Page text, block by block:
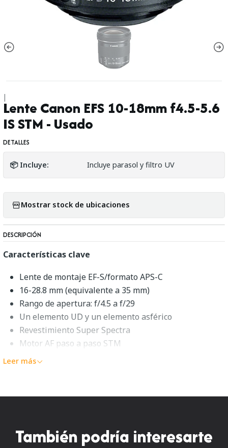
|
Lente Canon EFS 10-18mm f4.5-5.6
IS STM - Usado
DETALLES
📦 Incluye: Incluye parasol y filtro UV
Mostrar stock de ubicaciones
DESCRIPCIÓN
Características clave
Lente de montaje EF-S/formato APS-C
16-28.8 mm (equivalente a 35 mm)
Rango de apertura: f/4.5 a f/29
Un elemento UD y un elemento asférico
Revestimiento Super Spectra
Motor AF paso a paso STM
Estabilizador óptico de imagen
Descripción general de Canon
Un zoom gran angular flexible en un formato compacto, el
EF-S 10-18mm f/4.5-5.6 IS STMdeCanon es un objetivo
Leer más
También podría interesarte